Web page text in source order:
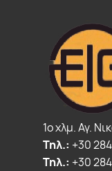
1o χλμ. Αγ.
Τηλ.: +30
Τηλ.: +30